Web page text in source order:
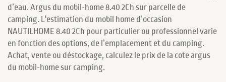
d’eau. Argus du mobil-home 8.40 2Ch sur parcelle de
camping. L'estimation du mobil home d’occasion
NAUTILHOME 8.40 2Ch pour particulier ou professionnel varie
en fonction des options, de l’emplacement et du camping.
Achat, vente ou déstockage, calculez le prix de la cote argus
du mobil-home sur camping.